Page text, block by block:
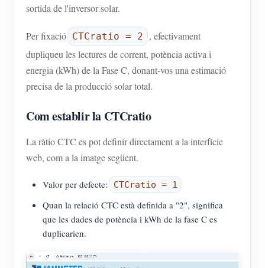
sortida de l'inversor solar.
Per fixació CTCratio = 2
, efectivament
dupliqueu les lectures de corrent, potència activa i
energia (kWh) de la Fase C, donant-vos una estimació
precisa de la producció solar total.
Com establir la CTCratio
La ràtio CTC es pot definir directament a la interfície
web, com a la imatge següent.
Valor per defecte: CTCratio = 1
Quan la relació CTC està definida a "2", significa
que les dades de potència i kWh de la fase C es
duplicarien.